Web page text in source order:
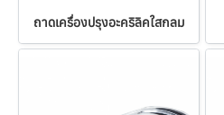
ถาดเครื่องปรุงอะคริลิคใสกลม